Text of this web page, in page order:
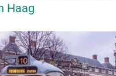
Haag